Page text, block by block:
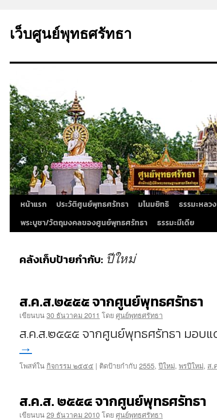
ยัง
เว็บศูนย์พุทธศรัทธา
หน้าแรก ประวัติศูนย์พุทธศรัทธา มโนมยิทธิ
ธรรมะหลว
พระบูชา/วัตถุมงคลของศูนย์พุทธศรัทธา
ธรรมะมีเดีย
คลังเก็บป้ายกำกับ: ปีใหม่
ส.ค.ส.๒๕๕๕ จากศูนย์พุทธศรัทธา
เขียนบน30 ธันวาคม 2011 โดยศูนย์พุทธศรัทธา
ส.ค.ส.๒๕๕๕ จากศูนย์พุทธศรัทธา มอบ
→
โพสท์ใน กิจกรรม ๒๕๕๕ | ติดป้ายกำกับ 2555, ปีใหม่, พรปีใหม่, ส.
ส.ค.ส. ๒๕๕๔ จากศูนย์พุทธศรัทธา
เขียนบน29 ธันวาคม 2010โดยศูนย์พุทธศรัทธา